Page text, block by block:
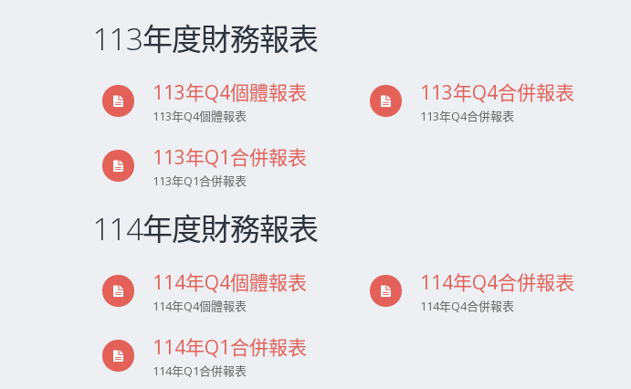
113年度財務報表
113年Q4個體報表
113年Q4個體報表
113年Q4合併報表
113年Q4合併報表
113年Q1合併報表
113年Q1合併報表
114年度財務報表
114年Q4個體報表
114年Q4個體報表
114年Q4合併報表
114年Q4合併報表
114年Q1合併報表
114年Q1合併報表